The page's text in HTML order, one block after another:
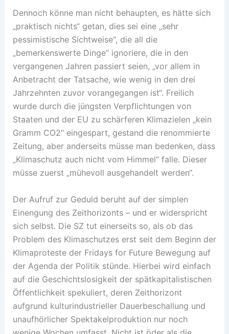
Dennoch könne man nicht behaupten, es hätte sich
„praktisch nichts“ getan, dies sei eine „sehr
pessimistische Sichtweise“, die all die
„bemerkenswerte Dinge“ ignoriere, die in den
vergangenen Jahren passiert seien, „vor allem in
Anbetracht der Tatsache, wie wenig in den drei
Jahrzehnten zuvor vorangegangen ist“. Freilich
wurde durch die jüngsten Verpflichtungen von
Staaten und der EU zu schärferen Klimazielen „kein
Gramm CO2“ eingespart, gestand die renommierte
Zeitung, aber anderseits müsse man bedenken, dass
„Klimaschutz auch nicht vom Himmel“ falle. Dieser
müsse zuerst „mühevoll ausgehandelt werden“.
Der Aufruf zur Geduld beruht auf der simplen
Einengung des Zeithorizonts – und er widerspricht
sich selbst. Die SZ tut einerseits so, als ob das
Problem des Klimaschutzes erst seit dem Beginn der
Klimaproteste der Fridays for Future Bewegung auf
der Agenda der Politik stünde. Hierbei wird einfach
auf die Geschichtslosigkeit der spätkapitalistischen
Öffentlichkeit spekuliert, deren Zeithorizont
aufgrund kulturindustrieller Dauerbeschallung und
unaufhörlicher Spektakelproduktion nur noch